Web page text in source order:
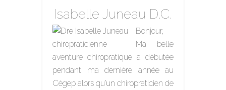
Isabelle Juneau D.C.
Bonjour,
Ma belle
aventure chiropratique a débutée
pendant ma dernière année au
Cégep alors qu’un chiropraticien de